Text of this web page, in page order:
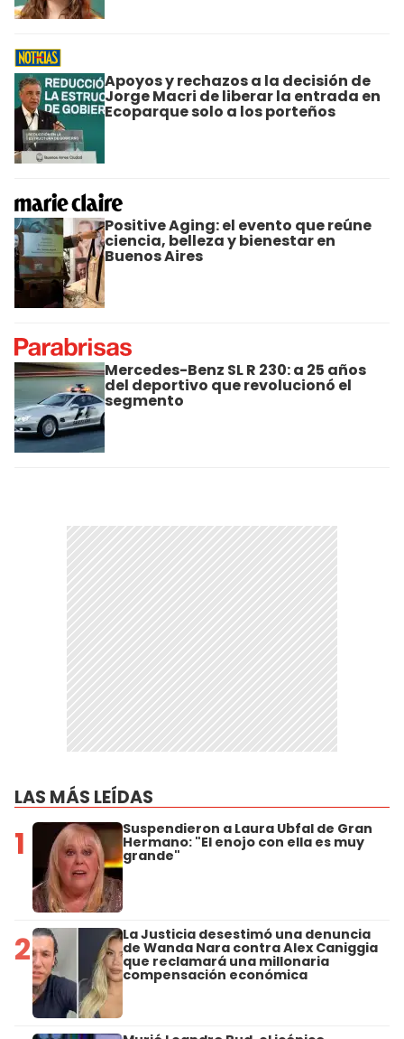
Apoyos y rechazos a la decisión de
Jorge Macri de liberar la entrada en
Ecoparque solo a los porteños
Positive Aging: el evento que reúne
ciencia, belleza y bienestar en
Buenos Aires
Mercedes-Benz SL R 230: a 25 años
del deportivo que revolucionó el
segmento
LAS MÁS LEÍDAS
1 Suspendieron a Laura Ubfal de Gran
Hermano: "El enojo con ella es muy
grande"
2 La Justicia desestimó una denuncia
de Wanda Nara contra Alex Caniggia
que reclamará una millonaria
compensación económica